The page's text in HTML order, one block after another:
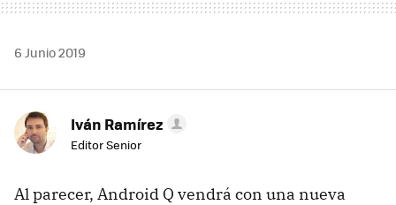
6 Junio 2019
Iván Ramírez
Editor Senior
Al parecer, Android Q vendrá con una nueva